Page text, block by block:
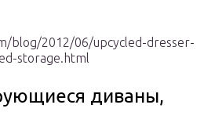
blog/2012/06/upcycled-dresser-
storage.html
диваны,